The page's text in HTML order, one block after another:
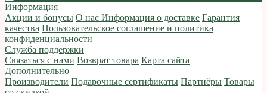
Информация
Акции и бонусы О нас Информация о доставке Гарантия
качества Пользовательское соглашение и политика
конфиденциальности
Служба поддержки
Связаться с нами Возврат товара Карта сайта
Дополнительно
Производители Подарочные сертификаты Партнёры Товары